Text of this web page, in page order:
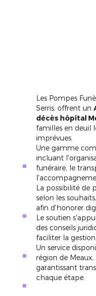
Les Pompes
Serris, offrent un
décès hôpital
familles en deuil
imprévues.
Une gamme
incluant
funéraire, le
La possibilité de
selon les
afin d'honorer
Le soutien
des conseils
faciliter la
Un service
région de Meaux,
garantissant
chaque étape.